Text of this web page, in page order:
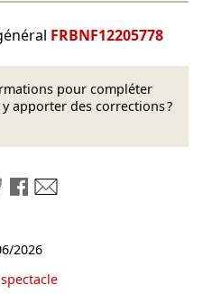
FRBNF12205778
pour compléter
apporter des corrections ?
sur LinkedIn
sur Mastodon
Partager sur Bluesky
Partager sur Facebook
2026